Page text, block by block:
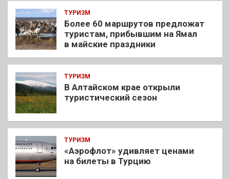
ТУРИЗМ
Более 60 маршрутов предложат
туристам, прибывшим на Ямал
в майские праздники
ТУРИЗМ
В Алтайском крае открыли
туристический сезон
ТУРИЗМ
«Аэрофлот» удивляет ценами
на билеты в Турцию